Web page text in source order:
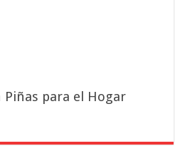
para el Hogar